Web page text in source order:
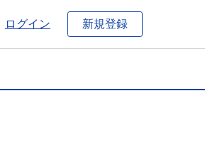
ログイン 新規登録